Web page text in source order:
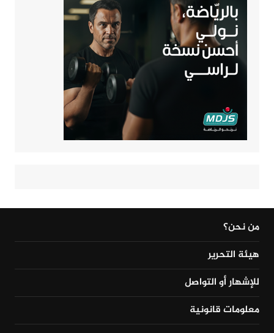
من نحن؟
هيئة التحرير
للإشهار أو التواصل
معلومات قانونية